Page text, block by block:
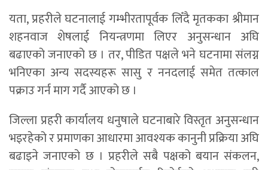
यता, प्रहरीले घटनालाई गम्भीरतापूर्वक लिँदै मृतकका श्रीमान
शहनवाज शेषलाई नियन्त्रणमा लिएर अनुसन्धान अघि
बढाएको जनाएको छ । तर, पीडित पक्षले भने घटनामा संलग्न
भनिएका अन्य सदस्यहरू सासु र ननदलाई समेत तत्काल
पक्राउ गर्न माग गर्दै आएको छ ।
जिल्ला प्रहरी कार्यालय धनुषाले घटनाबारे विस्तृत अनुसन्धान
भइरहेको र प्रमाणका आधारमा आवश्यक कानुनी प्रक्रिया अघि
बढाइने जनाएको छ । प्रहरीले सबै पक्षको बयान संकलन,